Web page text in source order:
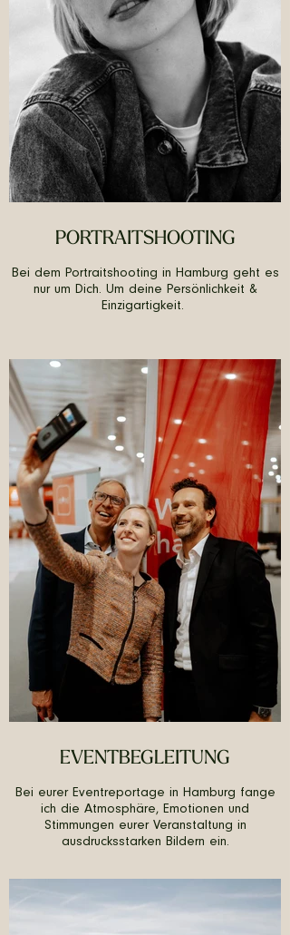
PORTRAITSHOOTING
Bei dem Portraitshooting in Hamburg geht es
nur um Dich. Um deine Persönlichkeit &
Einzigartigkeit.
EVENTBEGLEITUNG
Bei eurer Eventreportage in Hamburg fange
ich die Atmosphäre, Emotionen und
Stimmungen eurer Veranstaltung in
ausdrucksstarken Bildern ein.